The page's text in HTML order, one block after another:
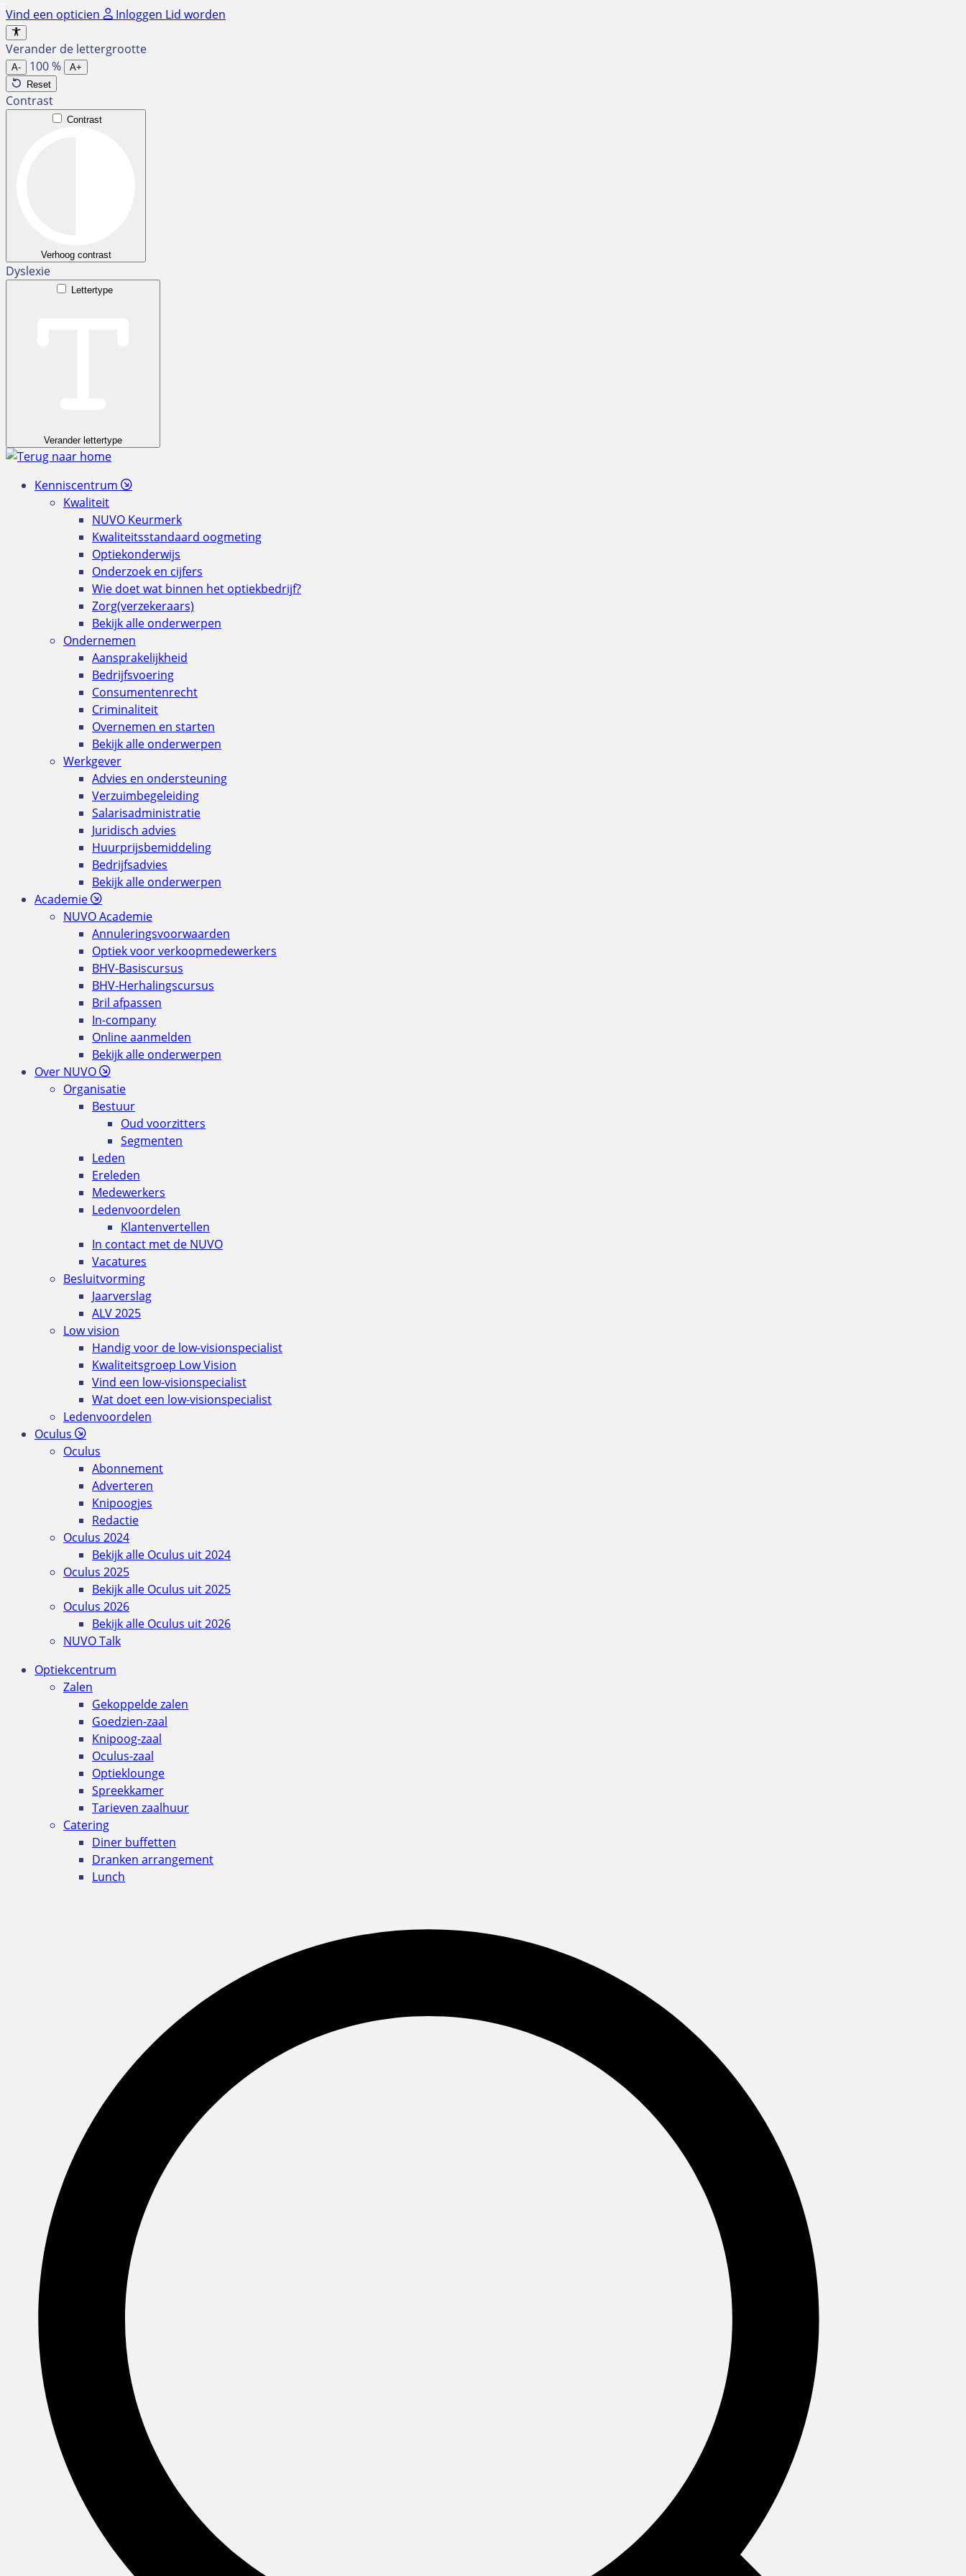
Ga
naar
de
inhoud
Vind een opticien Inloggen Lid worden
Verander de lettergrootte
A- 100%
A+
Reset
Contrast
Contrast
Verhoog contrast
Dyslexie
Lettertype
Verander lettertype
Kenniscentrum
Kwaliteit
NUVO Keurmerk
Kwaliteitsstandaard oogmeting
Optiekonderwijs
Onderzoek en cijfers
Wie doet wat binnen het optiekbedrijf?
Zorg(verzekeraars)
Bekijk alle onderwerpen
Ondernemen
Aansprakelijkheid
Bedrijfsvoering
Consumentenrecht
Criminaliteit
Overnemen en starten
Bekijk alle onderwerpen
Werkgever
Advies en ondersteuning
Verzuimbegeleiding
Salarisadministratie
Juridisch advies
Huurprijsbemiddeling
Bedrijfsadvies
Bekijk alle onderwerpen
Academie
NUVO Academie
Annuleringsvoorwaarden
Optiek voor verkoopmedewerkers
BHV-Basiscursus
BHV-Herhalingscursus
Bril afpassen
In-company
Online aanmelden
Bekijk alle onderwerpen
Over NUVO
Organisatie
Bestuur
Oud voorzitters
Segmenten
Leden
Ereleden
Medewerkers
Ledenvoordelen
Klantenvertellen
In contact met de NUVO
Vacatures
Besluitvorming
Jaarverslag
ALV 2025
Low vision
Handig voor de low-visionspecialist
Kwaliteitsgroep Low Vision
Vind een low-visionspecialist
Wat doet een low-visionspecialist
Ledenvoordelen
Oculus
Oculus
Abonnement
Adverteren
Knipoogjes
Redactie
Oculus 2024
Bekijk alle Oculus uit 2024
Oculus 2025
Bekijk alle Oculus uit 2025
Oculus 2026
Bekijk alle Oculus uit 2026
NUVO Talk
Optiekcentrum
Zalen
Gekoppelde zalen
Goedzien-zaal
Knipoog-zaal
Oculus-zaal
Optieklounge
Spreekkamer
Tarieven zaalhuur
Catering
Diner buffetten
Dranken arrangement
Lunch